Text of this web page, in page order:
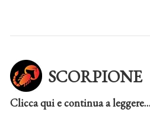
SCORPIONE
Clicca qui e continua a leggere…